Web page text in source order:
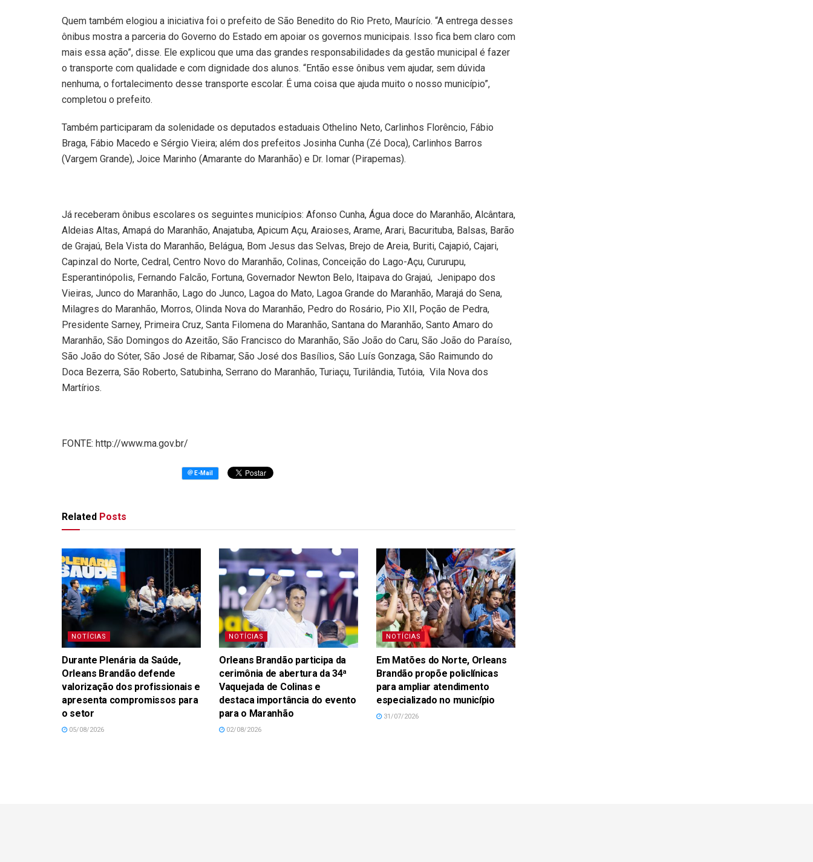
Quem também elogiou a iniciativa foi o prefeito de São Benedito do Rio Preto, Maurício. “A entrega desses
ônibus mostra a parceria do Governo do Estado em apoiar os governos municipais. Isso fica bem claro com
mais essa ação”, disse. Ele explicou que uma das grandes responsabilidades da gestão municipal é fazer
o transporte com qualidade e com dignidade dos alunos. “Então esse ônibus vem ajudar, sem dúvida
nenhuma, o fortalecimento desse transporte escolar. É uma coisa que ajuda muito o nosso município”,
completou o prefeito.
Também participaram da solenidade os deputados estaduais Othelino Neto, Carlinhos Florêncio, Fábio
Braga, Fábio Macedo e Sérgio Vieira; além dos prefeitos Josinha Cunha (Zé Doca), Carlinhos Barros
(Vargem Grande), Joice Marinho (Amarante do Maranhão) e Dr. Iomar (Pirapemas).
Já receberam ônibus escolares os seguintes municípios: Afonso Cunha, Água doce do Maranhão, Alcântara,
Aldeias Altas, Amapá do Maranhão, Anajatuba, Apicum Açu, Araioses, Arame, Arari, Bacurituba, Balsas, Barão
de Grajaú, Bela Vista do Maranhão, Belágua, Bom Jesus das Selvas, Brejo de Areia, Buriti, Cajapió, Cajari,
Capinzal do Norte, Cedral, Centro Novo do Maranhão, Colinas, Conceição do Lago-Açu, Cururupu,
Esperantinópolis, Fernando Falcão, Fortuna, Governador Newton Belo, Itaipava do Grajaú, Jenipapo dos
Vieiras, Junco do Maranhão, Lago do Junco, Lagoa do Mato, Lagoa Grande do Maranhão, Marajá do Sena,
Milagres do Maranhão, Morros, Olinda Nova do Maranhão, Pedro do Rosário, Pio XII, Poção de Pedra,
Presidente Sarney, Primeira Cruz, Santa Filomena do Maranhão, Santana do Maranhão, Santo Amaro do
Maranhão, São Domingos do Azeitão, São Francisco do Maranhão, São João do Caru, São João do Paraíso,
São João do Sóter, São José de Ribamar, São José dos Basílios, São Luís Gonzaga, São Raimundo do
Doca Bezerra, São Roberto, Satubinha, Serrano do Maranhão, Turiaçu, Turilândia, Tutóia, Vila Nova dos
Martírios.
FONTE: http://www.ma.gov.br/
Related Posts
NOTÍCIAS
Durante Plenária da Saúde,
Orleans Brandão defende
valorização dos profissionais e
apresenta compromissos para
o setor
05/08/2026
NOTÍCIAS
Orleans Brandão participa da
cerimônia de abertura da 34ª
Vaquejada de Colinas e
destaca importância do evento
para o Maranhão
02/08/2026
NOTÍCIAS
Em Matões do Norte, Orleans
Brandão propõe policlínicas
para ampliar atendimento
especializado no município
31/07/2026